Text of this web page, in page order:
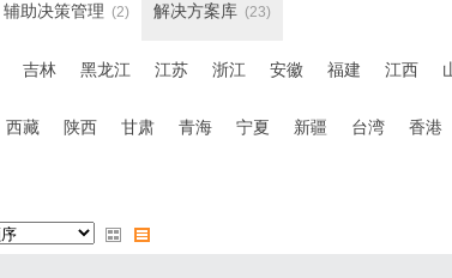
业智库
辅助决策管理 (2) 解决方案库 (23)
吉林 黑龙江 江苏 浙江 安徽 福建 江西
西藏 陕西 甘肃 青海 宁夏 新疆 台湾 香港